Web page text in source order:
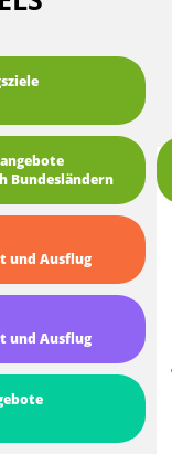
Bundesländern
und Ausflug
und Ausflug